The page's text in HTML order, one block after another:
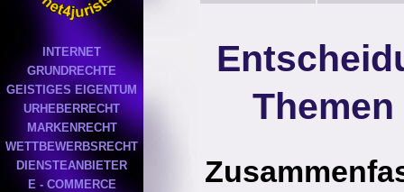
INTERNET
GRUNDRECHTE
GEISTIGES EIGENTUM
URHEBERRECHT
MARKENRECHT
WETTBEWERBSRECHT
DIENSTEANBIETER
E - COMMERCE